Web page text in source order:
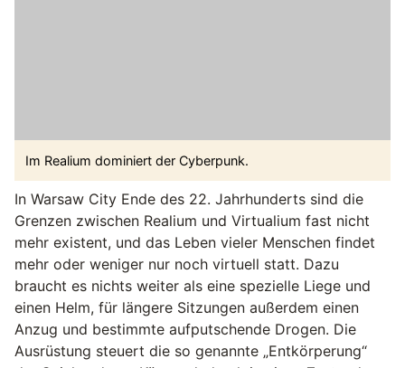
Im Realium dominiert der Cyberpunk.
In Warsaw City Ende des 22. Jahrhunderts sind die
Grenzen zwischen Realium und Virtualium fast nicht
mehr existent, und das Leben vieler Menschen findet
mehr oder weniger nur noch virtuell statt. Dazu
braucht es nichts weiter als eine spezielle Liege und
einen Helm, für längere Sitzungen außerdem einen
Anzug und bestimmte aufputschende Drogen. Die
Ausrüstung steuert die so genannte „Entkörperung“